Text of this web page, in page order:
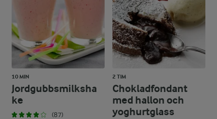
10 MIN
Jordgubbsmilksha
ke
(87)
2 TIM
Chokladfondant
med hallon och
yoghurtglass